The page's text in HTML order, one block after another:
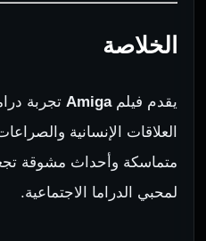
الخلاصة
يقدم فيلمAmiga تجربة
العلاقات الإنسانية
متماسكة وأحداث مشوقة
لمحبي الدراما الاجتماعية.